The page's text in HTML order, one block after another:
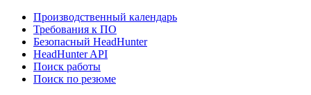
Производственный календарь
Требования к ПО
Безопасный HeadHunter
HeadHunter API
Поиск работы
Поиск по резюме